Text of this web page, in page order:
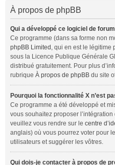
À propos de phpBB
Qui a développé ce logiciel de
Ce programme (dans sa forme non
phpBB Limited , qui en est le légitime
sous la Licence Publique Générale
distribué gratuitement. Pour plus
rubrique À propos de phpBB du site
Pourquoi la fonctionnalité X n’est
Ce programme a été développé et
vous souhaitez proposer
veuillez vous rendre sur le centre
anglais) où vous pourrez voter pour
utilisateurs et suggérer les vôtres.
Qui dois-je contacter à propos de